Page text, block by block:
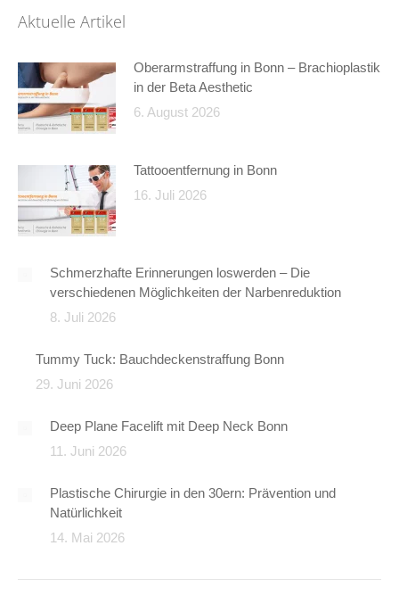
Aktuelle Artikel
Oberarmstraffung in Bonn – Brachioplastik
in der Beta Aesthetic
6. August 2026
Tattooentfernung in Bonn
16. Juli 2026
Schmerzhafte Erinnerungen loswerden – Die
verschiedenen Möglichkeiten der Narbenreduktion
8. Juli 2026
Tummy Tuck: Bauchdeckenstraffung Bonn
29. Juni 2026
Deep Plane Facelift mit Deep Neck Bonn
11. Juni 2026
Plastische Chirurgie in den 30ern: Prävention und
Natürlichkeit
14. Mai 2026